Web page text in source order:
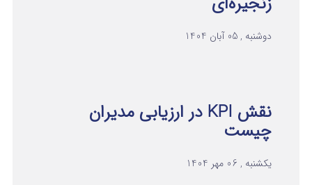
دوشنبه , 05 آبان 1404
نقش KPI در ارزیابی مدیران
چیست
یکشنبه , 06 مهر 1404